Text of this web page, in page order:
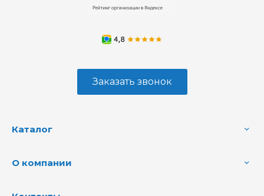
Заказать звонок
Каталог
О компании